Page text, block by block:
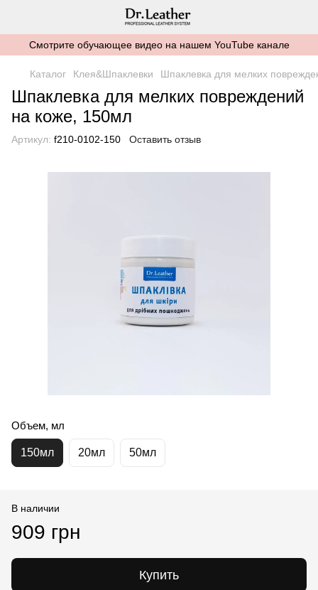
Смотрите обучающее видео на нашем YouTube канале
Каталог Клея&Шпаклевки Шпаклевка для мелких
Шпаклевка для мелких повреждений
на коже, 150мл
Артикул: f210-0102-150 Оставить отзыв
Объем, мл
150мл 20мл 50мл
В наличии
909 грн
Купить